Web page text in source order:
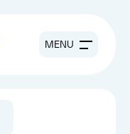
MENU